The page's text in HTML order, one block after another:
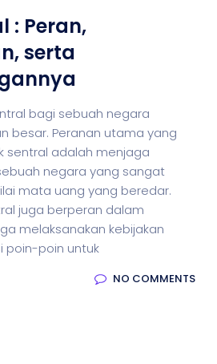
: Peran,
serta
bagi sebuah negara
besar. Peranan utama yang
sentral adalah menjaga
negara yang sangat
mata uang yang beredar.
juga berperan dalam
melaksanakan kebijakan
poin-poin untuk
NO COMMENTS